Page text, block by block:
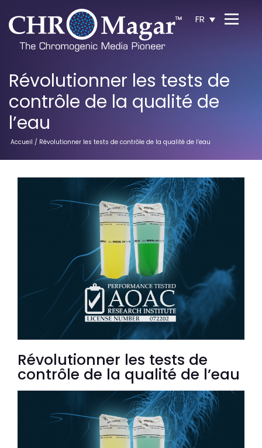
FR
Révolutionner les tests de
contrôle de la qualité de
l’eau
Accueil / Révolutionner les tests de contrôle de la qualité de l’eau
Révolutionner les tests de
contrôle de la qualité de l’eau